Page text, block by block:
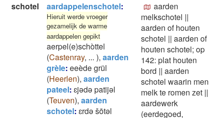
schotel
aardappelenschotel:
Hieruit werde vroeger
gezamelijk de warme
aardappelen gepikt
aerpel(e)schòttel
(Castenray, ... ), aarden
grèle: eeède grül
(Heerlen), aarden
pateel: ɛjədə patijəl
(Teuven), aarden
schotel: ɛrdǝ šōtǝl
aarden
melkschotel ||
aarden of houten
schotel || aarden of
houten schotel; op
142: plat houten
bord || aarden
schotel waarin men
melk te romen zet ||
aardewerk
(eerdegoed,